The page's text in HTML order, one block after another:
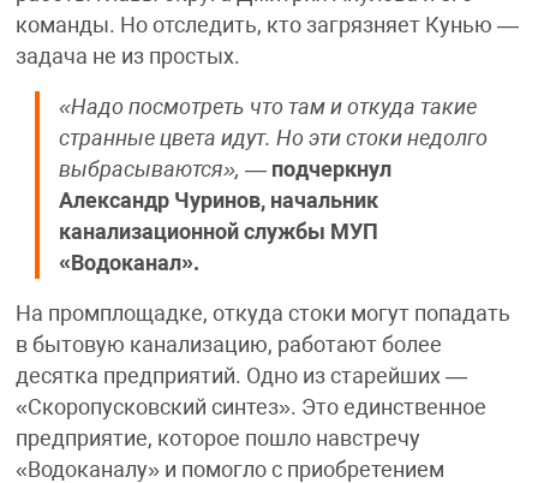
команды. Но отследить, кто загрязняет Кунью —
задача не из простых.
«Надо посмотреть что там и откуда такие
странные цвета идут. Но эти стоки недолго
выбрасываются», — подчеркнул
Александр Чуринов, начальник
канализационной службы МУП
«Водоканал».
На промплощадке, откуда стоки могут попадать
в бытовую канализацию, работают более
десятка предприятий. Одно из старейших —
«Скоропусковский синтез». Это единственное
предприятие, которое пошло навстречу
«Водоканалу» и помогло с приобретением